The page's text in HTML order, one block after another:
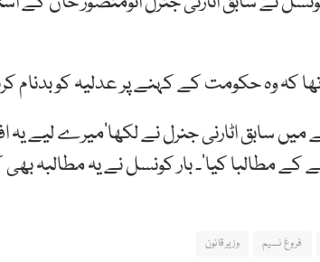
تھا کہ وہ حکومت کے کہنے پر عدلیہ کو
میں سابق اٹارنی جنرل نے لکھا’میرے
مطالبا کیا‘۔ بار کونسل نے یہ مطالبہ بھی
فروغ نسیم وزیرقانون